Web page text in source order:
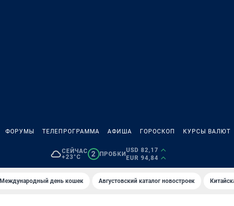
ФОРУМЫ ТЕЛЕПРОГРАММА АФИША ГОРОСКОП КУРСЫ ВАЛЮТ
СЕЙЧАС
+23°C
2 ПРОБКИ
USD 82,17
EUR 94,84
Международный день кошек Августовский каталог новостроек